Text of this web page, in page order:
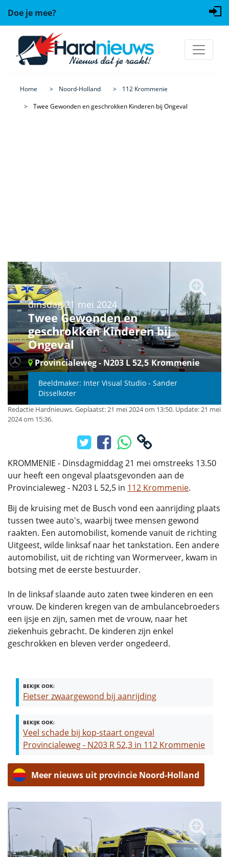
Doe je mee?
Home Noord-Holland
112 Krommenie
Twee Gewonden en geschrokken Kinderen bij Ongeval
dinsdag 21 mei 2024
Twee Gewonden en
geschrokken Kinderen bij
Ongeval
Provincialeweg - N203 L 52,5 Krommenie
Beeldmaker: Inter Visual Studio - Sander
Disselkoter
Redactie Hardnieuws.Geplaatst: 21 mei 2024 om 13:50. Update: 21 mei
2024 om 15:36.
KROMMENIE - Dinsdagmiddag 21 mei omstreeks 13.50
uur heeft een ongeval plaatsgevonden aan de
Provincialeweg - N203 L 52,5 in 112 Krommenie.
Bij de kruising met de Busch vond een aanrijding plaats
tussen twee auto's, waarbij twee mensen gewond
raakten. Een automobilist, komende vanuit de richting
Uitgeest, wilde linksaf naar het tankstation. Een andere
automobilist, uit de richting van Wormerveer, kwam in
botsing met de eerste bestuurder.
In de linksaf slaande auto zaten twee kinderen en een
vrouw. De kinderen kregen van de ambulancebroeders
een ijsje en zijn, samen met de vrouw, naar het
ziekenhuis gebracht. De kinderen zijn enkel
geschrokken en bleven verder ongedeerd.
BEKIJK OOK:
Fietser zwaargewond bij aanrijding
BEKIJK OOK:
Veel schade bij kop-staart ongeval
Provincialeweg - N203 R 52,3 in 112 Krommenie
Meer nieuws uit provincie Noord-Holland